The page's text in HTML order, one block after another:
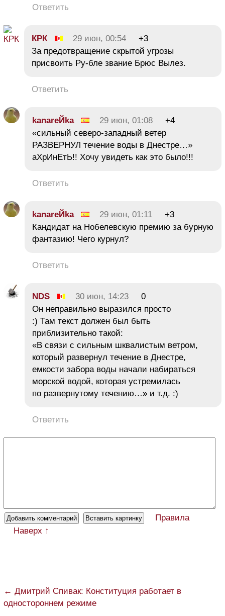
Ответить
КРК 29 июн, 00:54
+3
За предотвращение скрытой угрозы
присвоить Ру-бле звание Брюс Вылез.
Ответить
kanareЙka 29 июн, 01:08
+4
«сильный северо-западный ветер
РАЗВЕРНУЛ течение воды в Днестре…»
аХрИнЕтЬ!! Хочу увидеть как это было!!!
Ответить
kanareЙka 29 июн, 01:11
+3
Кандидат на Нобелевскую премию за бурную
фантазию! Чего курнул?
Ответить
NDS 30 июн, 14:23
0
Он неправильно выразился просто
:) Там текст должен был быть
приблизительно такой:
«В связи с сильным шквалистым ветром,
который развернул течение в Днестре,
емкости забора воды начали набираться
морской водой, которая устремилась
по развернутому течению…» и т.д. :)
Ответить
Правила
Наверх ↑
← Дмитрий Спивак: Конституция работает в
одностороннем режиме